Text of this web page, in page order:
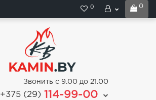
0
0
Звонить с 9.00 до 21.00
+375 (29) 114-99-00